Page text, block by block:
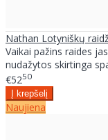
Nathan Lotyniškų
Vaikai pažins raides
nudažytos skirtinga
€5250
Naujiena